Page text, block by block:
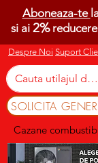
Despre Noi Suport
SOLICITA
Cazane
Aboneaza-te
si ai 2%